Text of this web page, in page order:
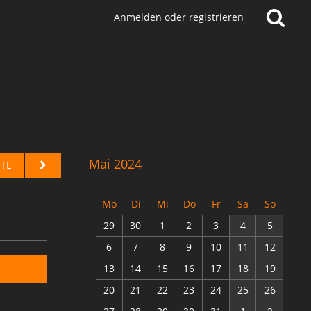
Anmelden oder registrieren
Mai 2024
Mo Di Mi Do Fr Sa
So
29
30 1 2 3 4
5
6
7 8 9 10 11
12
13
14 15 16 17 18
19
20
21 22 23 24 25
26